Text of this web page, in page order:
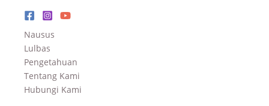
Nausus
Lulbas
Pengetahuan
Tentang Kami
Hubungi Kami